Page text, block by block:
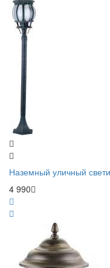
Наземный уличный
4 990